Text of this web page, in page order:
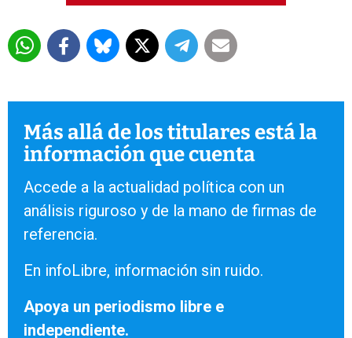
Más allá de los titulares está la
información que cuenta
Accede a la actualidad política con un
análisis riguroso y de la mano de firmas de
referencia.
En infoLibre, información sin ruido.
Apoya un periodismo libre e
independiente.